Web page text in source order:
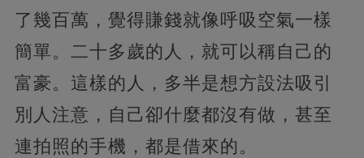
了幾百萬，覺得賺錢就像呼吸空氣一樣
簡單。二十多歲的人，就可以稱自己的
富豪。這樣的人，多半是想方設法吸引
別人注意，自己卻什麼都沒有做，甚至
連拍照的手機，都是借來的。